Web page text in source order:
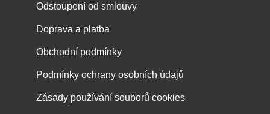
Odstoupení od smlouvy
Doprava a platba
Obchodní podmínky
Podmínky ochrany osobních údajů
Zásady používání souborů cookies